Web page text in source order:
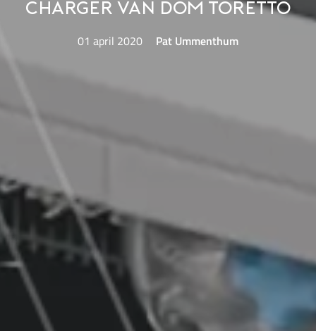
Charger van Dom Toretto
01 april 2020 Pat Ummenthum